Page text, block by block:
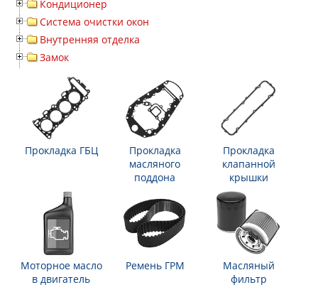
Кондиционер
Система очистки окон
Внутренняя отделка
Замок
Прокладка ГБЦ
Прокладка
масляного
поддона
Прокладка
клапанной
крышки
Моторное масло
в двигатель
Ремень ГРМ
Масляный
фильтр